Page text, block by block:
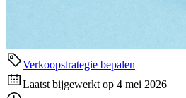
Verkoopstrategie bepalen
Laatst bijgewerkt op 4 mei 2026